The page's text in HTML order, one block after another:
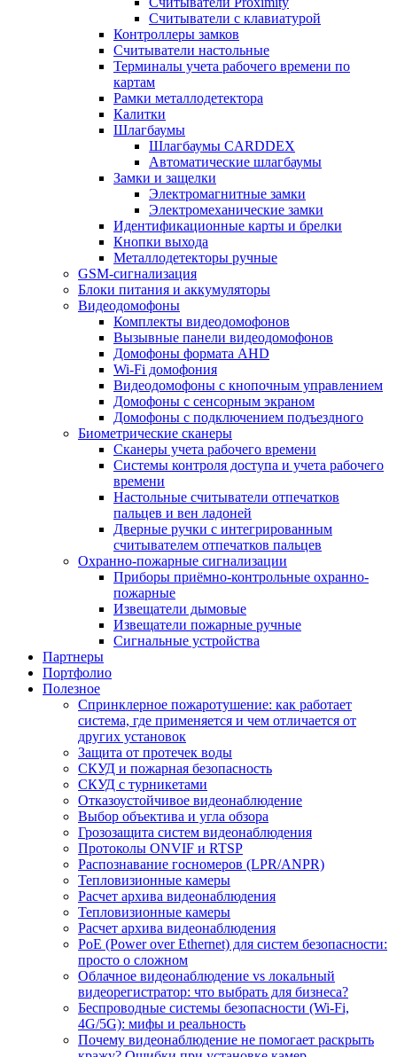
Считыватели с клавиатурой
Контроллеры замков
Считыватели настольные
Терминалы учета рабочего времени по
картам
Рамки металлодетектора
Калитки
Шлагбаумы
Шлагбаумы CARDDEX
Автоматические шлагбаумы
Замки и защелки
Электромагнитные замки
Электромеханические замки
Идентификационные карты и брелки
Кнопки выхода
Металлодетекторы ручные
GSM-сигнализация
Блоки питания и аккумуляторы
Видеодомофоны
Комплекты видеодомофонов
Вызывные панели видеодомофонов
Домофоны формата AHD
Wi-Fi домофония
Видеодомофоны с кнопочным управлением
Домофоны с сенсорным экраном
Домофоны с подключением подъездного
Биометрические сканеры
Сканеры учета рабочего времени
Системы контроля доступа и учета рабочего
времени
Настольные считыватели отпечатков
пальцев и вен ладоней
Дверные ручки с интегрированным
считывателем отпечатков пальцев
Охранно-пожарные сигнализации
Приборы приёмно-контрольные охранно-
пожарные
Извещатели дымовые
Извещатели пожарные ручные
Сигнальные устройства
Партнеры
Портфолио
Полезное
Спринклерное пожаротушение: как работает
система, где применяется и чем отличается от
других установок
Защита от протечек воды
СКУД и пожарная безопасность
СКУД с турникетами
Отказоустойчивое видеонаблюдение
Выбор объектива и угла обзора
Грозозащита систем видеонаблюдения
Протоколы ONVIF и RTSP
Распознавание госномеров (LPR/ANPR)
Тепловизионные камеры
Расчет архива видеонаблюдения
Тепловизионные камеры
Расчет архива видеонаблюдения
PoE (Power over Ethernet) для систем безопасности:
просто о сложном
Облачное видеонаблюдение vs локальный
видеорегистратор: что выбрать для бизнеса?
Беспроводные системы безопасности (Wi-Fi,
4G/5G): мифы и реальность
Почему видеонаблюдение не помогает раскрыть